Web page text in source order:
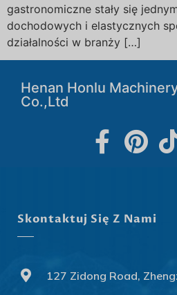
gastronomiczne stały się
dochodowych i elastycznych
działalności w branży […]
Henan Honlu
Co.,Ltd
Skontaktuj Się Z Nami
127 Zidong Road,